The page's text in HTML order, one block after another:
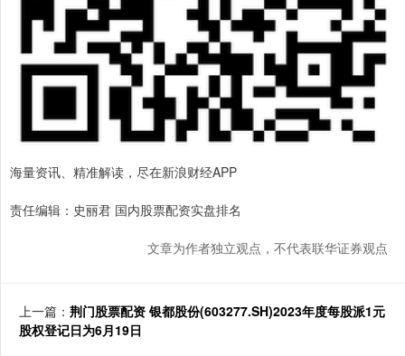
海量资讯、精准解读，尽在新浪财经APP
责任编辑：史丽君 国内股票配资实盘排名
文章为作者独立观点，不代表联华证券观点
上一篇： 荆门股票配资 银都股份(603277.SH)2023年度每股派1元
股权登记日为6月19日